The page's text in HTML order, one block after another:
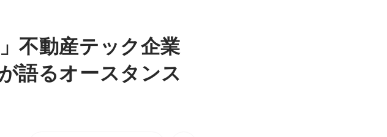
不動産テック企業
語るオースタンス